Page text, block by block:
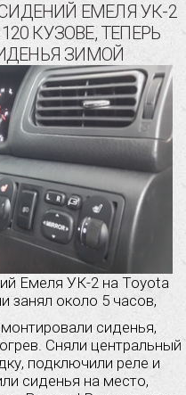
ЕМЕЛЯ УК-2
КУЗОВЕ, ТЕПЕРЬ
ЗИМОЙ
Емеля УК-2 на Toyota
занял около 5 часов,
сиденья,
Сняли центральный
подключили реле и
сиденья на место,